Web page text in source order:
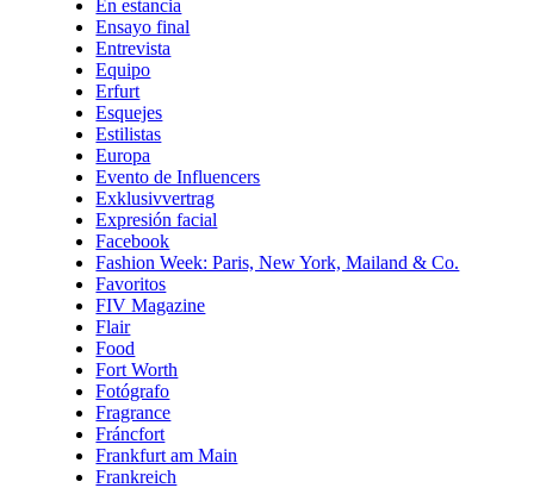
En estancia
Ensayo final
Entrevista
Equipo
Erfurt
Esquejes
Estilistas
Europa
Evento de Influencers
Exklusivvertrag
Expresión facial
Facebook
Fashion Week: Paris, New York, Mailand & Co.
Favoritos
FIV Magazine
Flair
Food
Fort Worth
Fotógrafo
Fragrance
Fráncfort
Frankfurt am Main
Frankreich